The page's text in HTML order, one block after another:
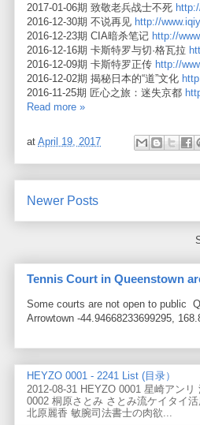
2017-01-06期 致敬老兵战士不死
2016-12-30期 不说再见 http://
2016-12-23期 CIA暗杀笔记 http://
2016-12-16期 卡斯特罗与切·格瓦拉
2016-12-09期 卡斯特罗正传 http://
2016-12-02期 揭秘日本的“道”文化
2016-11-25期 匠心之旅：迷失京都
Read more »
at April 19, 2017
Newer Posts
Tennis Court in Queenstown
Some courts are not open to public
Arrowtown -44.94668233699295,
HEYZO 0001 - 2241 List (目录）
2012-08-31 HEYZO 0001 星崎アン
0002 桐原さとみ さとみ流ケイタイ
北原麗香 敏腕司法書士の肉欲...